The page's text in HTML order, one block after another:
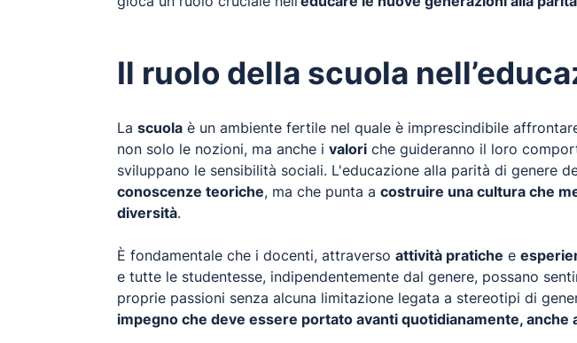
Il ruolo della scuola
La scuola è un ambiente fertile nel quale è imprescindibile
non solo le nozioni, ma anche i valori che guideranno il loro
sviluppano le sensibilità sociali. L'educazione alla parità di genere
conoscenze teoriche, ma che punta a costruire una cultura che
diversità.
È fondamentale che i docenti, attraverso attività pratiche e
e tutte le studentesse, indipendentemente dal genere, possano
proprie passioni senza alcuna limitazione legata a stereotipi di
impegno che deve essere portato avanti quotidianamente, anche